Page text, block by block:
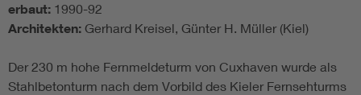
erbaut: 1990-92
Architekten: Gerhard Kreisel, Günter H. Müller (Kiel)
Der 230 m hohe Fernmeldeturm von Cuxhaven wurde als
Stahlbetonturm nach dem Vorbild des Kieler Fernsehturms